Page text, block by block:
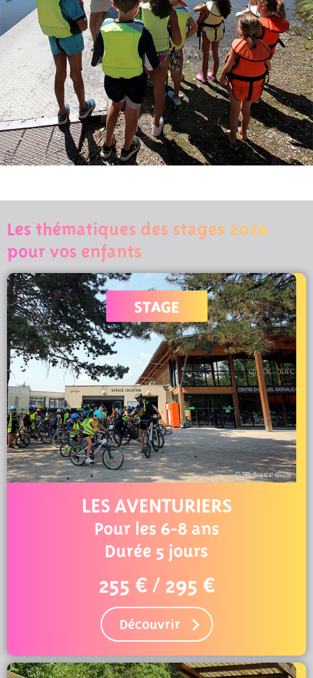
Les thématiques des stages 2026
pour vos enfants
STAGE
LES AVENTURIERS
Pour les 6-8 ans
Durée 5 jours
255 € / 295 €
Découvrir